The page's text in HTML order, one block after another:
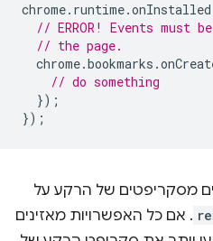
chrome. runtime.onInstalled
// ERROR! Events must
// the page.
chrome.bookmarks .
// do something
});
});
מסקריפטים של הרקע על
. אם כל האפשרויות מאזינים